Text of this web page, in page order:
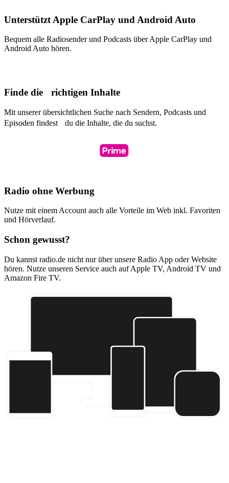
Unterstützt Apple CarPlay und Android Auto
Bequem alle Radiosender und Podcasts über Apple CarPlay und
Android Auto hören.
Finde die richtigen Inhalte
Mit unserer übersichtlichen Suche nach Sendern, Podcasts und
Episoden findest du die Inhalte, die du suchst.
Radio ohne Werbung
Nutze mit einem Account auch alle Vorteile im Web inkl. Favoriten
und Hörverlauf.
Schon gewusst?
Du kannst radio.de nicht nur über unsere Radio App oder Website
hören. Nutze unseren Service auch auf Apple TV, Android TV und
Amazon Fire TV.